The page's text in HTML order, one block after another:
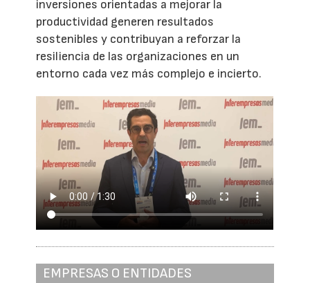
inversiones orientadas a mejorar la
productividad generen resultados
sostenibles y contribuyan a reforzar la
resiliencia de las organizaciones en un
entorno cada vez más complejo e incierto.
EMPRESAS O ENTIDADES